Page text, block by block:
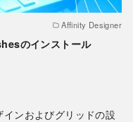
Affinity Designer
のインストール
ンおよびグリッドの設